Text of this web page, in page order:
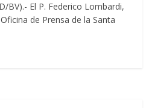
BV).- El P. Federico Lombardi,
de Prensa de la Santa